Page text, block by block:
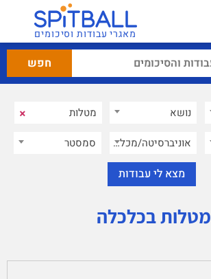
מאגרי עבודות וסיכומים
נושא ×
אוניברסיטה/מכללה סמסטר
מטלות בכלכלה